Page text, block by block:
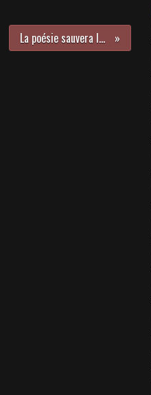
La poésie sauvera le monde